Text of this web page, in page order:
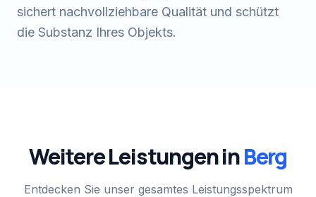
sichert nachvollziehbare Qualität und schützt
die Substanz Ihres Objekts.
Weitere Leistungen inBerg
Entdecken Sie unser gesamtes Leistungsspektrum